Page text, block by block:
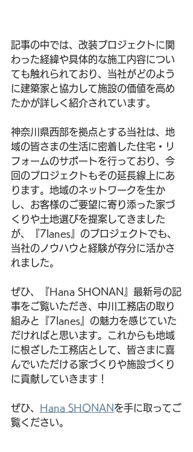
記事の中では、改装プロジェクトに関
わった経緯や具体的な施工内容につい
ても触れられており、当社がどのよう
に建築家と協力して施設の価値を高め
たかが詳しく紹介されています。
神奈川県西部を拠点とする当社は、地
域の皆さまの生活に密着した住宅・リ
フォームのサポートを行っており、今
回のプロジェクトもその延長線上にあ
ります。地域のネットワークを生か
し、お客様のご要望に寄り添った家づ
くりや土地選びを提案してきました
が、『7lanes』のプロジェクトでも、
当社のノウハウと経験が存分に活かさ
れました。
ぜひ、『Hana SHONAN』最新号の記
事をご覧いただき、 中川工務店の取り
組みと『7lanes』の魅力を感じていた
だければと思います。これからも地域
に根ざした工務店として、皆さまに喜
んでいただける家づくりや施設づくり
に貢献していきます！
ぜひ、 Hana SHONANを手に取ってご
覧ください。